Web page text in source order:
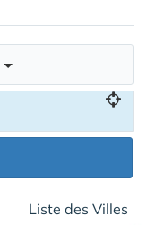
Liste des Villes